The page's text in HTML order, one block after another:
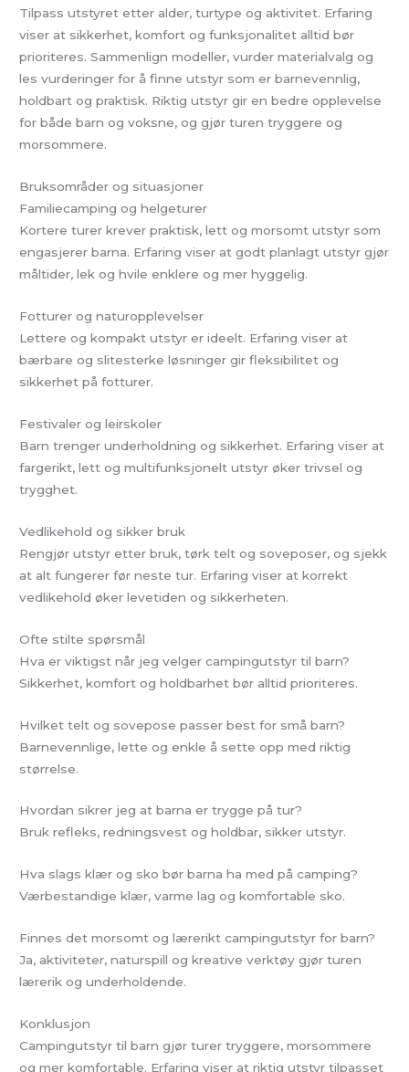
Tilpass utstyret etter alder, turtype og aktivitet. Erfaring
viser at sikkerhet, komfort og funksjonalitet alltid bør
prioriteres. Sammenlign modeller, vurder materialvalg og
les vurderinger for å finne utstyr som er barnevennlig,
holdbart og praktisk. Riktig utstyr gir en bedre opplevelse
for både barn og voksne, og gjør turen tryggere og
morsommere.
Bruksområder og situasjoner
Familiecamping og helgeturer
Kortere turer krever praktisk, lett og morsomt utstyr som
engasjerer barna. Erfaring viser at godt planlagt utstyr gjør
måltider, lek og hvile enklere og mer hyggelig.
Fotturer og naturopplevelser
Lettere og kompakt utstyr er ideelt. Erfaring viser at
bærbare og slitesterke løsninger gir fleksibilitet og
sikkerhet på fotturer.
Festivaler og leirskoler
Barn trenger underholdning og sikkerhet. Erfaring viser at
fargerikt, lett og multifunksjonelt utstyr øker trivsel og
trygghet.
Vedlikehold og sikker bruk
Rengjør utstyr etter bruk, tørk telt og soveposer, og sjekk
at alt fungerer før neste tur. Erfaring viser at korrekt
vedlikehold øker levetiden og sikkerheten.
Ofte stilte spørsmål
Hva er viktigst når jeg velger campingutstyr til barn?
Sikkerhet, komfort og holdbarhet bør alltid prioriteres.
Hvilket telt og sovepose passer best for små barn?
Barnevennlige, lette og enkle å sette opp med riktig
størrelse.
Hvordan sikrer jeg at barna er trygge på tur?
Bruk refleks, redningsvest og holdbar, sikker utstyr.
Hva slags klær og sko bør barna ha med på camping?
Værbestandige klær, varme lag og komfortable sko.
Finnes det morsomt og lærerikt campingutstyr for barn?
Ja, aktiviteter, naturspill og kreative verktøy gjør turen
lærerik og underholdende.
Konklusjon
Campingutstyr til barn gjør turer tryggere, morsommere
og mer komfortable. Erfaring viser at riktig utstyr tilpasset